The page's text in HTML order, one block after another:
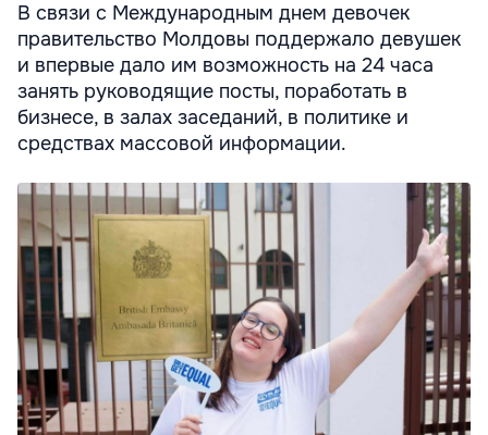
В связи с Международным днем девочек
правительство Молдовы поддержало девушек
и впервые дало им возможность на 24 часа
занять руководящие посты, поработать в
бизнесе, в залах заседаний, в политике и
средствах массовой информации.